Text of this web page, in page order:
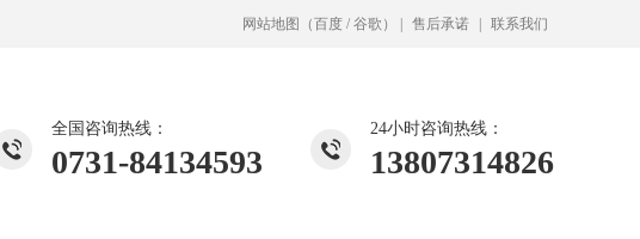
网站地图 （百度 / 谷歌 ） 售后承诺 联系我们
24小时咨询热线：
13807314826
全国咨询热线：
0731-84134593